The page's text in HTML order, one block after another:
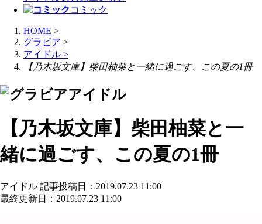
コミック
HOME >
グラビア >
アイドル >
【乃木坂文庫】柴田柚菜と一緒に過ごす、この夏の1冊
アイドル
【乃木坂文庫】柴田柚菜と一
緒に過ごす、この夏の1冊
アイドル 記事投稿日：2019.07.23 11:00
最終更新日：2019.07.23 11:00